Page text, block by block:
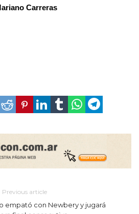
Carreras
Previous article
empató con Newbery y jugará